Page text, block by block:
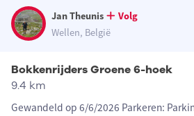
Jan Theunis
Volg
Wellen, België
Bokkenrijders Groene 6-hoek
9.4 km
Gewandeld op 6/6/2026 Parkeren: